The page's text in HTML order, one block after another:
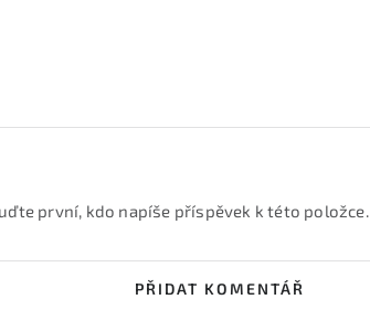
první, kdo napíše příspěvek k této položce.
PŘIDAT KOMENTÁŘ